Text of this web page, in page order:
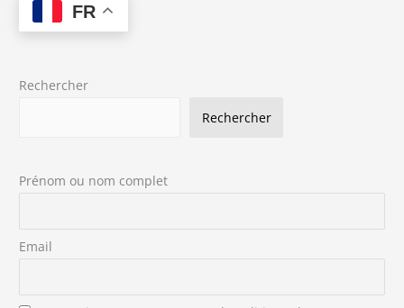
FR
Rechercher
Rechercher
Prénom ou nom complet
Email